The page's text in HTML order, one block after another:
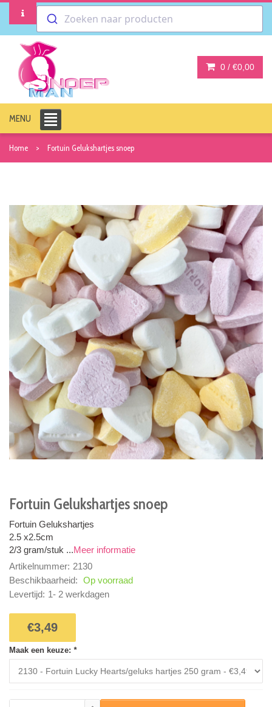
Zoeken naar producten
0 / €0,00
MENU
Home Fortuin Gelukshartjes snoep
Fortuin Gelukshartjes snoep
Fortuin Gelukshartjes
2.5 x2.5cm
2/3 gram/stuk ...Meer informatie
Artikelnummer: 2130
Beschikbaarheid: Op voorraad
Levertijd: 1- 2 werkdagen
€3,49
Maak een keuze: *